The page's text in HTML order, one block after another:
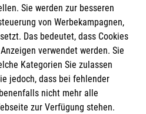
Sie werden zur besseren
von Werbekampagnen,
Das bedeutet, dass Cookies
verwendet werden. Sie
Kategorien Sie zulassen
jedoch, dass bei fehlender
nicht mehr alle
zur Verfügung stehen.